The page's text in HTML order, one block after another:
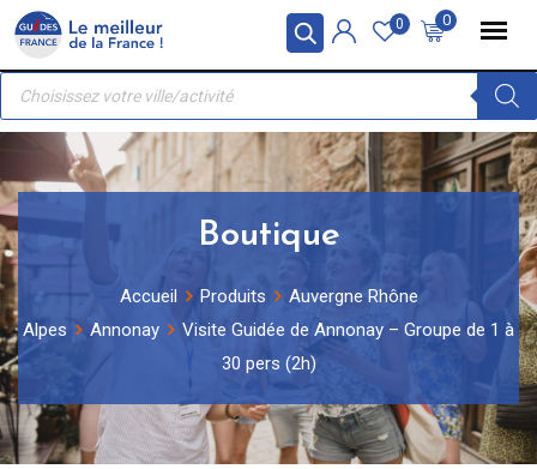
Panneau de gestion des cookies
Skip
content
0
0
Recherche
produits
Boutique
Accueil Produits
Auvergne Rhône
Alpes
Annonay
Visite Guidée de Annonay – Groupe de 1 à
30 pers (2h)